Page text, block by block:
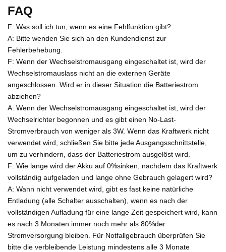
FAQ
F: Was soll ich tun, wenn es eine Fehlfunktion gibt?
A: Bitte wenden Sie sich an den Kundendienst zur
Fehlerbehebung.
F: Wenn der Wechselstromausgang eingeschaltet ist, wird der
Wechselstromauslass nicht an die externen Geräte
angeschlossen. Wird er in dieser Situation die Batteriestrom
abziehen?
A: Wenn der Wechselstromausgang eingeschaltet ist, wird der
Wechselrichter begonnen und es gibt einen No-Last-
Stromverbrauch von weniger als 3W. Wenn das Kraftwerk nicht
verwendet wird, schließen Sie bitte jede Ausgangsschnittstelle,
um zu verhindern, dass der Batteriestrom ausgelöst wird.
F: Wie lange wird der Akku auf 0%sinken, nachdem das Kraftwerk
vollständig aufgeladen und lange ohne Gebrauch gelagert wird?
A: Wann nicht verwendet wird, gibt es fast keine natürliche
Entladung (alle Schalter ausschalten), wenn es nach der
vollständigen Aufladung für eine lange Zeit gespeichert wird, kann
es nach 3 Monaten immer noch mehr als 80%der
Stromversorgung bleiben. Für Notfallgebrauch überprüfen Sie
bitte die verbleibende Leistung mindestens alle 3 Monate